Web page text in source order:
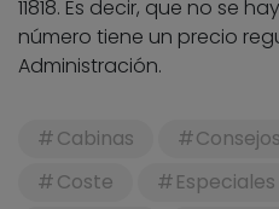
11818. Es decir, que no se
número tiene un precio
Administración.
Cabinas Consejos
Coste
Especiales